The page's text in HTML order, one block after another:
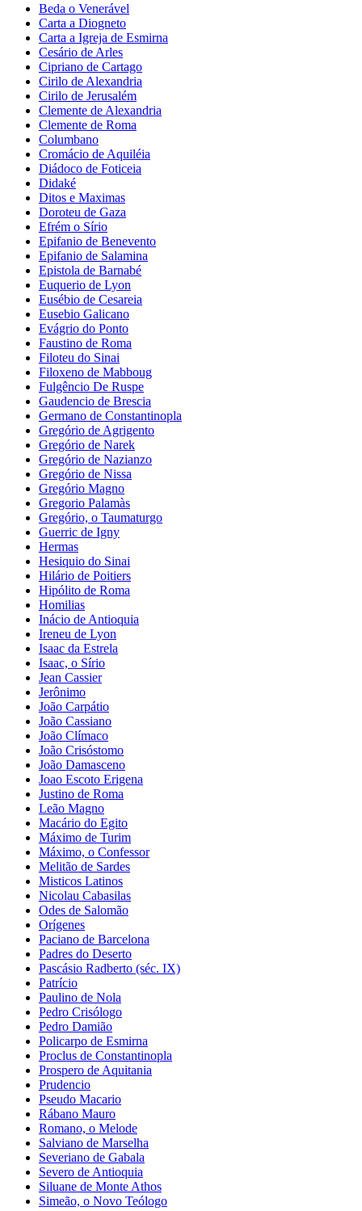
Beda o Venerável
Carta a Diogneto
Carta a Igreja de Esmirna
Cesário de Arles
Cipriano de Cartago
Cirilo de Alexandria
Cirilo de Jerusalém
Clemente de Alexandria
Clemente de Roma
Columbano
Cromácio de Aquiléia
Diádoco de Foticeia
Didaké
Ditos e Maximas
Doroteu de Gaza
Efrém o Sírio
Epifanio de Benevento
Epifanio de Salamina
Epistola de Barnabé
Euquerio de Lyon
Eusébio de Cesareia
Eusebio Galicano
Evágrio do Ponto
Faustino de Roma
Filoteu do Sinai
Filoxeno de Mabboug
Fulgêncio De Ruspe
Gaudencio de Brescia
Germano de Constantinopla
Gregório de Agrigento
Gregório de Narek
Gregório de Nazianzo
Gregório de Nissa
Gregório Magno
Gregorio Palamàs
Gregório, o Taumaturgo
Guerric de Igny
Hermas
Hesiquio do Sinai
Hilário de Poitiers
Hipólito de Roma
Homilias
Inácio de Antioquia
Ireneu de Lyon
Isaac da Estrela
Isaac, o Sírio
Jean Cassier
Jerônimo
João Carpátio
João Cassiano
João Clímaco
João Crisóstomo
João Damasceno
Joao Escoto Erigena
Justino de Roma
Leão Magno
Macário do Egito
Máximo de Turim
Máximo, o Confessor
Melitão de Sardes
Misticos Latinos
Nicolau Cabasilas
Odes de Salomão
Orígenes
Paciano de Barcelona
Padres do Deserto
Pascásio Radberto (séc. IX)
Patrício
Paulino de Nola
Pedro Crisólogo
Pedro Damião
Policarpo de Esmirna
Proclus de Constantinopla
Prospero de Aquitania
Prudencio
Pseudo Macario
Rábano Mauro
Romano, o Melode
Salviano de Marselha
Severiano de Gabala
Severo de Antioquia
Siluane de Monte Athos
Simeão, o Novo Teólogo